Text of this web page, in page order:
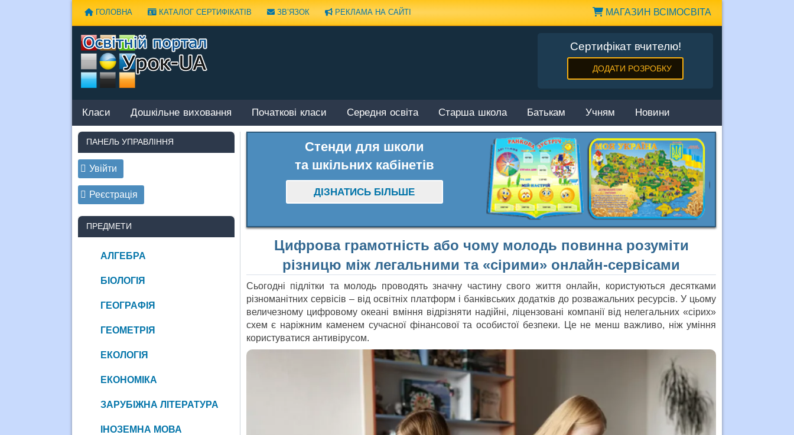
МАГАЗИН ВСІМОСВІТА
ГОЛОВНА КАТАЛОГ СЕРТИФІКАТІВ ЗВ’ЯЗОК РЕКЛАМА НА САЙТІ
Сертифікат вчителю!
ДОДАТИ РОЗРОБКУ
Класи Дошкільне виховання Початкові класи Середня освіта Старша школа Батькам Учням Новини
Стенди для школи
та шкільних кабінетів
ДІЗНАТИСЬ БІЛЬШЕ
Цифрова грамотність або чому молодь повинна розуміти
різницю між легальними та «сірими» онлайн-сервісами
Сьогодні підлітки та молодь проводять значну частину свого життя онлайн, користуються десятками
різноманітних сервісів – від освітніх платформ і банківських додатків до розважальних ресурсів. У цьому
величезному цифровому океані вміння відрізняти надійні, ліцензовані компанії від нелегальних «сірих»
схем є наріжним каменем сучасної фінансової та особистої безпеки. Це не менш важливо, ніж уміння
користуватися антивірусом.
ПАНЕЛЬ УПРАВЛІННЯ
Увійти
Реєстрація
ПРЕДМЕТИ
АЛГЕБРА
БІОЛОГІЯ
ГЕОГРАФІЯ
ГЕОМЕТРІЯ
ЕКОЛОГІЯ
ЕКОНОМІКА
ЗАРУБІЖНА ЛІТЕРАТУРА
ІНОЗЕМНА МОВА